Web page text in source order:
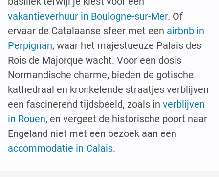
vakantieverhuur in Boulogne-sur-Mer. Of
ervaar de Catalaanse sfeer met een airbnb in
Perpignan, waar het majestueuze Palais des
Rois de Majorque wacht. Voor een dosis
Normandische charme, bieden de gotische
kathedraal en kronkelende straatjes verblijven
een fascinerend tijdsbeeld, zoals in verblijven
in Rouen, en vergeet de historische poort naar
Engeland niet met een bezoek aan een
accommodatie in Calais.